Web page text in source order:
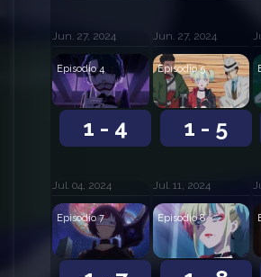
Jun. 27, 2024 Jun. 27, 2024
1 - 4
Episodio 4
Jul. 04, 2024
1 - 5
Episodio 5
Jul. 11, 2024
Episodio 7 Episodio 8